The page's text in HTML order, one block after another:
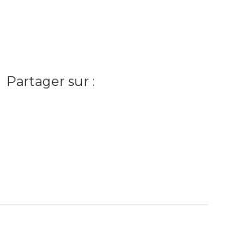
Partager sur :